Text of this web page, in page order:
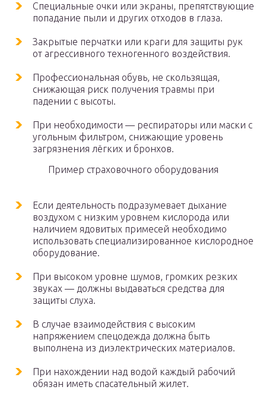
Специальные очки или экраны, препятствующие
попадание пыли и других отходов в глаза.
Закрытые перчатки или краги для защиты рук
от агрессивного техногенного воздействия.
Профессиональная обувь, не скользящая,
снижающая риск получения травмы при
падении с высоты.
При необходимости — респираторы или маски с
угольным фильтром, снижающие уровень
загрязнения лёгких и бронхов.
Пример страховочного оборудования
Если деятельность подразумевает дыхание
воздухом с низким уровнем кислорода или
наличием ядовитых примесей необходимо
использовать специализированное кислородное
оборудование.
При высоком уровне шумов, громких резких
звуках — должны выдаваться средства для
защиты слуха.
В случае взаимодействия с высоким
напряжением спецодежда должна быть
выполнена из диэлектрических материалов.
При нахождении над водой каждый рабочий
обязан иметь спасательный жилет.